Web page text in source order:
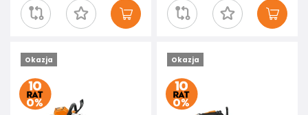
Okazja Okazja